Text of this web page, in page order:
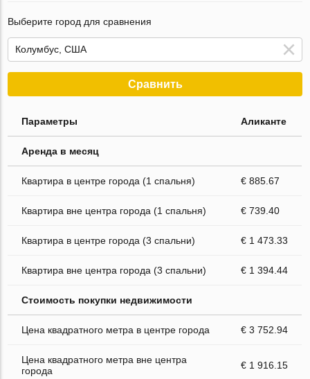
Выберите город для сравнения
Сравнить
Параметры Аликанте
Аренда в месяц
Квартира в центре города (1 спальня) € 885.67
Квартира вне центра города (1 спальня) € 739.40
Квартира в центре города (3 спальни) € 1 473.33
Квартира вне центра города (3 спальни) € 1 394.44
Стоимость покупки недвижимости
Цена квадратного метра в центре города € 3 752.94
Цена квадратного метра вне центра
города
€ 1 916.15